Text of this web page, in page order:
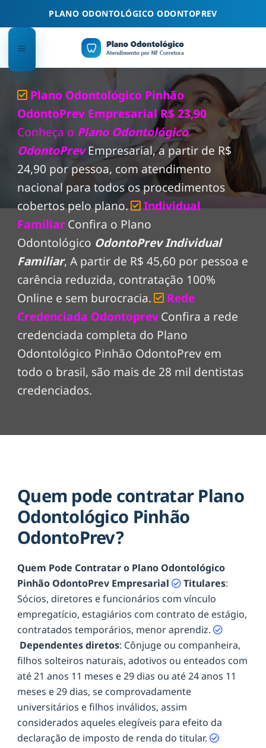
PLANO ODONTOLÓGICO ODONTOPREV
Plano Odontológico Pinhão
OdontoPrev Empresarial R$ 23,90
Conheça o Plano Odontológico
OdontoPrev Empresarial, a partir de R$
24,90 por pessoa, com atendimento
nacional para todos os procedimentos
cobertos pelo plano.
Individual
FamiliarConfira o Plano
Odontológico OdontoPrev Individual
Familiar, A partir de R$ 45,60 por pessoa e
carência reduzida, contratação 100%
Online e sem burocracia.
Rede
Credenciada OdontoprevConfira a rede
credenciada completa do Plano
Odontológico Pinhão OdontoPrev em
todo o brasil, são mais de 28 mil dentistas
credenciados.
Quem pode contratar Plano
Odontológico Pinhão
OdontoPrev?
Quem Pode Contratar o Plano Odontológico
Pinhão OdontoPrev Empresarial
Titulares:
Sócios, diretores e funcionários com vínculo
empregatício, estagiários com contrato de estágio,
contratados temporários, menor aprendiz.
Dependentes diretos: Cônjuge ou companheira,
filhos solteiros naturais, adotivos ou enteados com
até 21 anos 11 meses e 29 dias ou até 24 anos 11
meses e 29 dias, se comprovadamente
universitários e filhos inválidos, assim
considerados aqueles elegíveis para efeito da
declaração de imposto de renda do titular.